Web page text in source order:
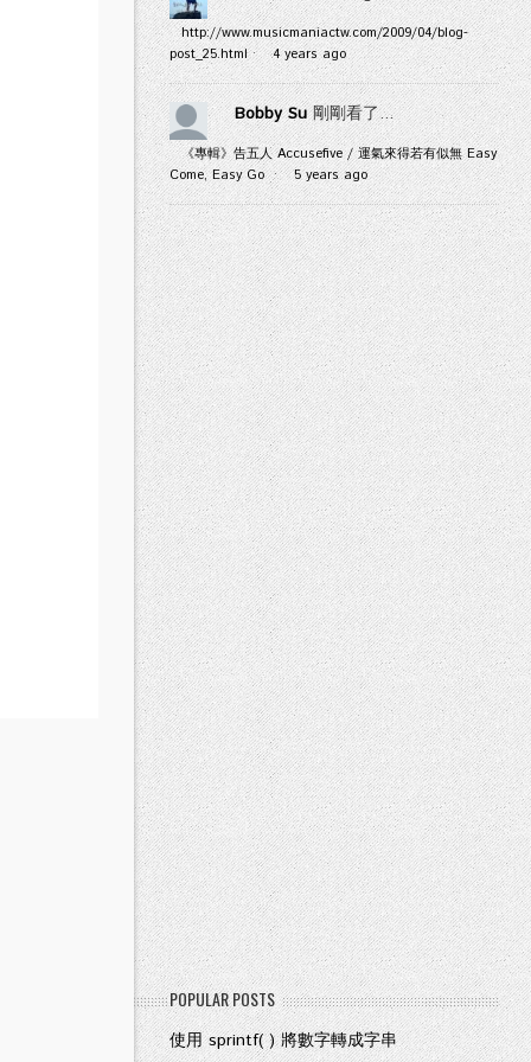
http://www.musicmaniactw.com/2009/04/blog-
post_25.html· 4 years ago
Bobby Su 剛剛看了...
《專輯》告五人 Accusefive / 運氣來得若有似無 Easy
Come, Easy Go· 5 years ago
POPULAR POSTS
使用 sprintf( ) 將數字轉成字串